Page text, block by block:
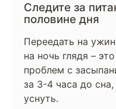
Следите за
половине дня
Переедать на
на ночь глядя –
проблем с
за 3-4 часа до
уснуть.